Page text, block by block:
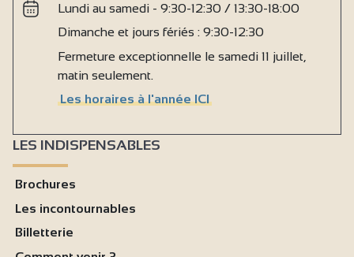
Lundi au samedi - 9:30-12:30 / 13:30-18:00
Dimanche et jours fériés : 9:30-12:30
Fermeture exceptionnelle le samedi 11 juillet,
matin seulement.
Les horaires à l'année ICI
LES INDISPENSABLES
Brochures
Les incontournables
Billetterie